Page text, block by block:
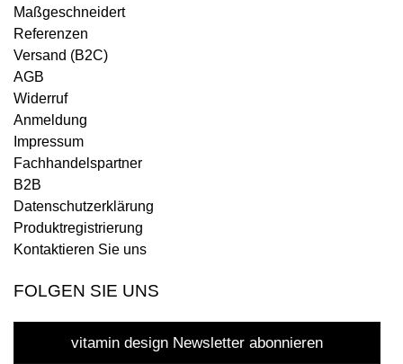
Maßgeschneidert
Referenzen
Versand (B2C)
AGB
Widerruf
Anmeldung
Impressum
Fachhandelspartner
B2B
Datenschutzerklärung
Produktregistrierung
Kontaktieren Sie uns
FOLGEN SIE UNS
vitamin design Newsletter abonnieren